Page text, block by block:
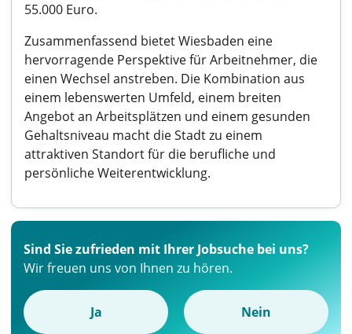
55.000 Euro.
Zusammenfassend bietet Wiesbaden eine
hervorragende Perspektive für Arbeitnehmer, die
einen Wechsel anstreben. Die Kombination aus
einem lebenswerten Umfeld, einem breiten
Angebot an Arbeitsplätzen und einem gesunden
Gehaltsniveau macht die Stadt zu einem
attraktiven Standort für die berufliche und
persönliche Weiterentwicklung.
Sind Sie zufrieden mit Ihrer Jobsuche bei uns?
Wir freuen uns von Ihnen zu hören.
Ja Nein